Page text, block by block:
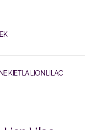
KIETLA LION LILAC